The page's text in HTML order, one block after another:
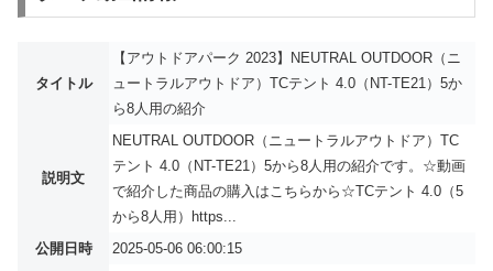
タイトル
【アウトドアパーク 2023】NEUTRAL OUTDOOR（ニ
ュートラルアウトドア）TCテント 4.0（NT-TE21）5か
ら8人用の紹介
説明文
NEUTRAL OUTDOOR（ニュートラルアウトドア）TC
テント 4.0（NT-TE21）5から8人用の紹介です。☆動画
で紹介した商品の購入はこちらから☆TCテント 4.0（5
から8人用）https...
公開日時
2025-05-06 06:00:15